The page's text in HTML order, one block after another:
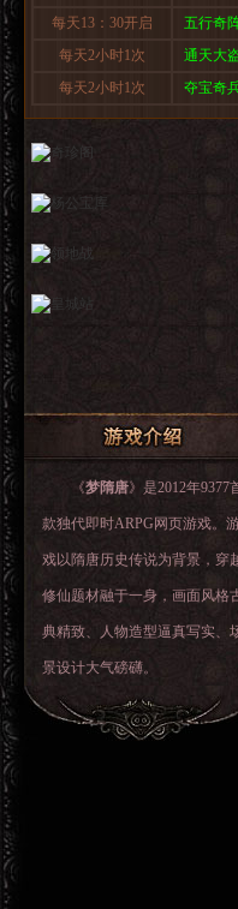
每天13：30开启
五行奇
每天2小时1次
通天大
每天2小时1次
夺宝奇
《梦隋唐》是2012年9377
款独代即时ARPG网页游戏。
戏以隋唐历史传说为背景，穿
修仙题材融于一身，画面风格
典精致、人物造型逼真写实、
景设计大气磅礴。